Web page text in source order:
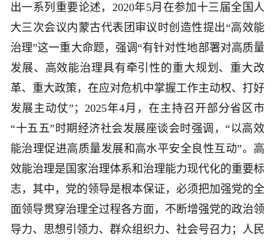
出一系列重要论述，2020年5月在参加十三届全国人
大三次会议内蒙古代表团审议时创造性提出“高效能
治理”这一重大命题，强调“有针对性地部署对高质量
发展、高效能治理具有牵引性的重大规划、重大改
革、重大政策，在应对危机中掌握工作主动权、打好
发展主动仗”；2025年4月，在主持召开部分省区市
“十五五”时期经济社会发展座谈会时强调，“以高效
能治理促进高质量发展和高水平安全良性互动”。高
效能治理是国家治理体系和治理能力现代化的重要标
志，其中，党的领导是根本保证，必须把加强党的全
面领导贯穿治理全过程各方面，不断增强党的政治领
导力、思想引领力、群众组织力、社会号召力；人民